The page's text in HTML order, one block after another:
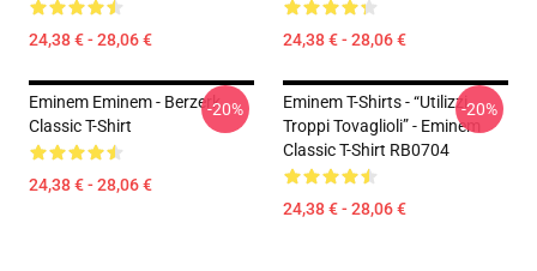
24,38 € - 28,06 € 24,38 € - 28,06 €
Eminem Eminem - Berzerk
Classic T-Shirt
24,38 € - 28,06 €
-20%
Eminem T-Shirts - “Utilizzi
Troppi Tovaglioli” - Eminem
Classic T-Shirt RB0704
24,38 € - 28,06 €
-20%